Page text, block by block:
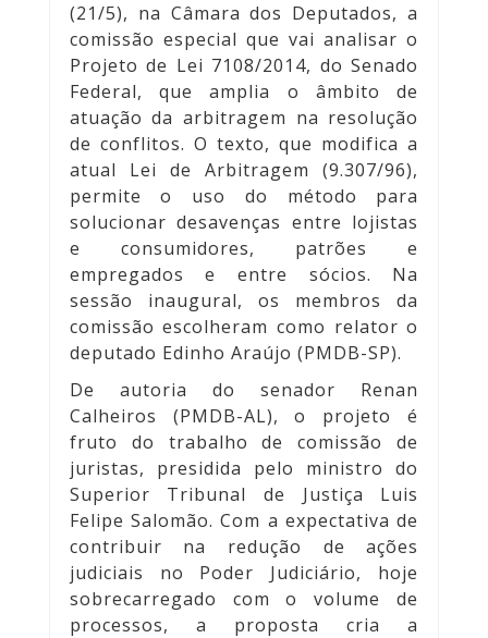
(21/5), na Câmara dos Deputados, a
comissão especial que vai analisar o
Projeto de Lei 7108/2014, do Senado
Federal, que amplia o âmbito de
atuação da arbitragem na resolução
de conflitos. O texto, que modifica a
atual Lei de Arbitragem (9.307/96),
permite o uso do método para
solucionar desavenças entre lojistas
e consumidores, patrões e
empregados e entre sócios. Na
sessão inaugural, os membros da
comissão escolheram como relator o
deputado Edinho Araújo (PMDB-SP).
De autoria do senador Renan
Calheiros (PMDB-AL), o projeto é
fruto do trabalho de comissão de
juristas, presidida pelo ministro do
Superior Tribunal de Justiça Luis
Felipe Salomão. Com a expectativa de
contribuir na redução de ações
judiciais no Poder Judiciário, hoje
sobrecarregado com o volume de
processos, a proposta cria a